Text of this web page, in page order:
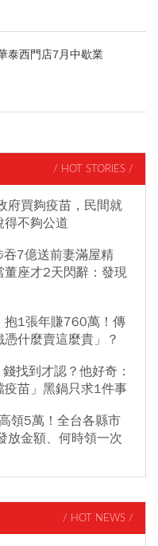
泰西門店7月中歇業
/ HOT STORIES /
府買夠疫苗，民間就
得不夠公道
7億送前妻滿屋精
座才2天閃辭：發現
抱1張年賺760萬！傳
什麼賣這麼貴」？
找到才認？他好奇：
苗」黑鍋只求1件事
領5萬！全台各縣市
放金額、何時領一次
/ HOT NEWS /